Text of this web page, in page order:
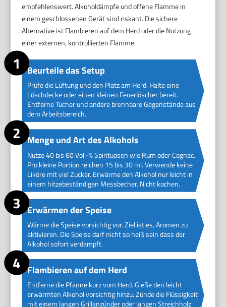
empfehlenswert. Alkoholdämpfe und offene Flamme in
einem geschlossenen Gerät sind riskant. Die sichere
Alternative ist Flambieren auf dem Herd oder die Nutzung
einer externen, kontrollierten Flamme.
Beurteile das Setup
Prüfe die Lüftung und den Platz am Herd. Halte eine
Löschdecke oder einen kleinen Feuerlöscher bereit.
Entferne Tücher und andere brennbare Gegenstände aus
dem Arbeitsbereich.
Menge und Art des Alkohols
Nutze 40 bis 60 Vol.-% Spirituosen wie Rum oder Cognac.
Pro kleine Portion reichen 15 bis 30 ml. Verwende keine
Liköre mit viel Zucker. Erwärme den Alkohol nur leicht in
einem hitzebeständigen Messbecher. Nicht kochen.
Erwärmen der Speise
Wärme die Speise vorsichtig vor. Ziel ist es, Aromen zu
aktivieren. Die Speise darf nicht so heiß sein dass der
Alkohol sofort verdampft.
Flambieren auf dem Herd
Entferne die Pfanne kurz vom Herd. Gieße den leicht
erwärmten Alkohol vorsichtig hinzu. Zünde die Flüssigkeit
mit einem langen Grillanzünder oder langen Streichholz